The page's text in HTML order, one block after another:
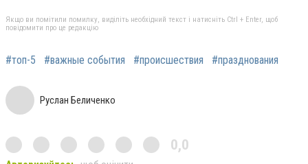
Якщо ви помітили помилку, виділіть необхідний текст і натисніть Ctrl + Enter, щоб
повідомити про це редакцію
#топ-5 #важные события #происшествия #празднования
Руслан Беличенко
0,0